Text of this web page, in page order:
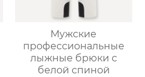
Мужские
профессиональные
лыжные брюки с
белой спиной